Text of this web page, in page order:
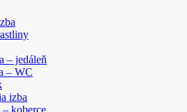
– jedáleň
– WC
izba
koberce